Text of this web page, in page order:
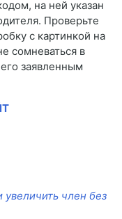
на ней указан
Проверьте
с картинкой на
сомневаться в
заявленным
увеличить член без